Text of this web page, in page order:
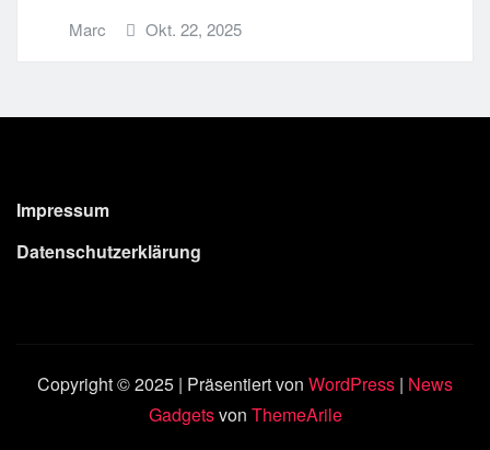
Marc Okt. 22, 2025
Impressum
Datenschutzerklärung
Copyright © 2025 | Präsentiert von WordPress | News
Gadgetsvon ThemeArile